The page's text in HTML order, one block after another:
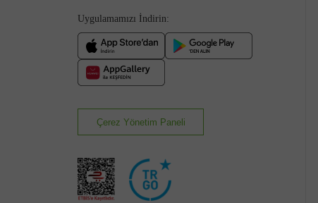
Uygulamamızı İndirin:
Çerez Yönetim Paneli